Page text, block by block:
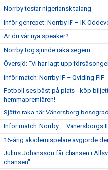
Norrby testar nigeriansk talang
Inför genrepet: Norrby IF – IK
Är du vår nya speaker?
Norrby tog sjunde raka segern
Översjö: "Vi har lagt upp
Inför match: Norrby IF – Qviding FIF
Fotboll ses bäst på plats - köp
hemmapremiären!
Sjätte raka när Vänersborg
Inför match: Norrby – Vänersborgs
16-årig akademispelare avgjorde
Julius Johansson får chansen i
chansen"